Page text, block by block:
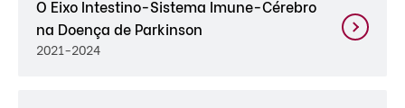
O Eixo Intestino-Sistema Imune-Cérebro
na Doença de Parkinson
2021-2024